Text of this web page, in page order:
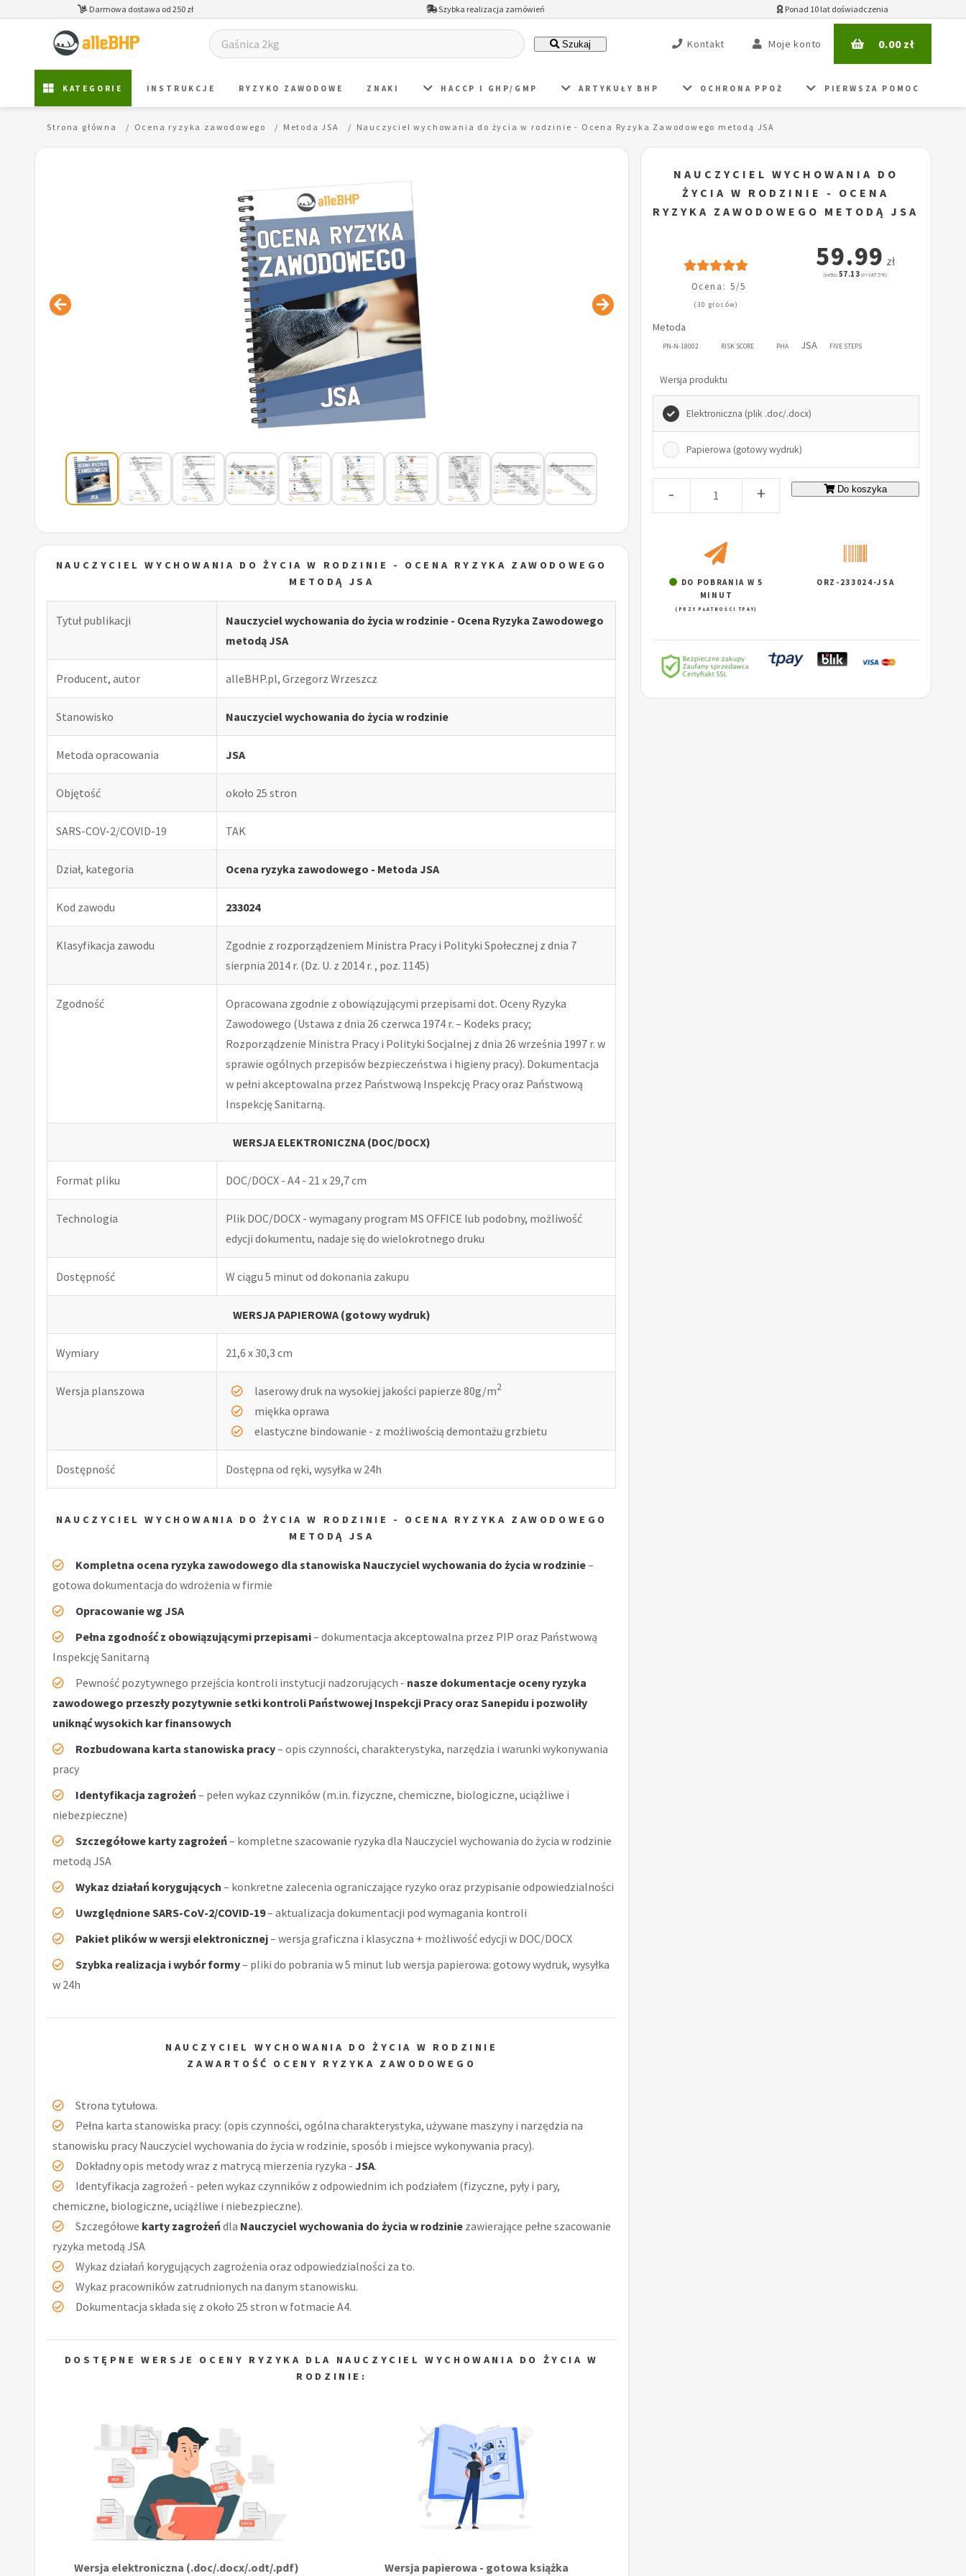
Darmowa dostawa od 250 zł Szybka realizacja zamówień Ponad 10 lat doświadczenia
Szukaj Kontakt Moje konto 0.00zł
KATEGORIE INSTRUKCJE RYZYKO ZAWODOWE ZNAKI HACCP I GHP/GMP ARTYKUŁY BHP OCHRONA PPOŻ PIERWSZA POMOC
Strona główna Ocena ryzyka zawodowego Metoda JSA Nauczyciel wychowania do życia w rodzinie - Ocena Ryzyka Zawodowego metodą JSA
NAUCZYCIEL WYCHOWANIA DO ŻYCIA W RODZINIE - OCENA RYZYKA ZAWODOWEGO
METODĄ JSA
Tytuł publikacji
Nauczyciel wychowania do życia w rodzinie - Ocena Ryzyka Zawodowego
metodą JSA
Producent, autor alleBHP.pl, Grzegorz Wrzeszcz
Stanowisko Nauczyciel wychowania do życia w rodzinie
Metoda opracowania JSA
Objętość około 25 stron
SARS-COV-2/COVID-19 TAK
Dział, kategoria Ocena ryzyka zawodowego - Metoda JSA
Kod zawodu 233024
Klasyfikacja zawodu
Zgodnie z rozporządzeniem Ministra Pracy i Polityki Społecznej z dnia 7
sierpnia 2014 r. (Dz. U. z 2014 r. , poz. 1145)
Zgodność
Opracowana zgodnie z obowiązującymi przepisami dot. Oceny Ryzyka
Zawodowego (Ustawa z dnia 26 czerwca 1974 r. – Kodeks pracy;
Rozporządzenie Ministra Pracy i Polityki Socjalnej z dnia 26 września 1997 r. w
sprawie ogólnych przepisów bezpieczeństwa i higieny pracy). Dokumentacja
w pełni akceptowalna przez Państwową Inspekcję Pracy oraz Państwową
Inspekcję Sanitarną.
WERSJA ELEKTRONICZNA (DOC/DOCX)
Format pliku DOC/DOCX - A4 - 21 x 29,7 cm
Technologia
Plik DOC/DOCX - wymagany program MS OFFICE lub podobny, możliwość
edycji dokumentu, nadaje się do wielokrotnego druku
Dostępność W ciągu 5 minut od dokonania zakupu
WERSJA PAPIEROWA (gotowy wydruk)
Wymiary 21,6 x 30,3 cm
Wersja planszowa laserowy druk na wysokiej jakości papierze 80g/m2
miękka oprawa
elastyczne bindowanie - z możliwością demontażu grzbietu
Dostępność Dostępna od ręki, wysyłka w 24h
NAUCZYCIEL WYCHOWANIA DO ŻYCIA W RODZINIE - OCENA RYZYKA ZAWODOWEGO
METODĄ JSA
Kompletna ocena ryzyka zawodowego dla stanowiska Nauczyciel wychowania do życia w rodzinie–
gotowa dokumentacja do wdrożenia w firmie
Opracowanie wg JSA
Pełna zgodność z obowiązującymi przepisami– dokumentacja akceptowalna przez PIP oraz Państwową
Inspekcję Sanitarną
Pewność pozytywnego przejścia kontroli instytucji nadzorujących - nasze dokumentacje oceny ryzyka
zawodowego przeszły pozytywnie setki kontroli Państwowej Inspekcji Pracy oraz Sanepidu i pozwoliły
uniknąć wysokich kar finansowych
Rozbudowana karta stanowiska pracy– opis czynności, charakterystyka, narzędzia i warunki wykonywania
pracy
Identyfikacja zagrożeń– pełen wykaz czynników (m.in. fizyczne, chemiczne, biologiczne, uciążliwe i
niebezpieczne)
Szczegółowe karty zagrożeń– kompletne szacowanie ryzyka dla Nauczyciel wychowania do życia w rodzinie
metodą JSA
Wykaz działań korygujących – konkretne zalecenia ograniczające ryzyko oraz przypisanie odpowiedzialności
Uwzględnione SARS-CoV-2/COVID-19– aktualizacja dokumentacji pod wymagania kontroli
Pakiet plików w wersji elektronicznej– wersja graficzna i klasyczna + możliwość edycji w DOC/DOCX
Szybka realizacja i wybór formy– pliki do pobrania w 5 minut lub wersja papierowa: gotowy wydruk, wysyłka
w 24h
NAUCZYCIEL WYCHOWANIA DO ŻYCIA W RODZINIE
ZAWARTOŚĆ OCENY RYZYKA ZAWODOWEGO
Strona tytułowa.
Pełna karta stanowiska pracy: (opis czynności, ogólna charakterystyka, używane maszyny i narzędzia na
stanowisku pracy Nauczyciel wychowania do życia w rodzinie, sposób i miejsce wykonywania pracy).
Dokładny opis metody wraz z matrycą mierzenia ryzyka - JSA.
Identyfikacja zagrożeń - pełen wykaz czynników z odpowiednim ich podziałem (fizyczne, pyły i pary,
chemiczne, biologiczne, uciążliwe i niebezpieczne).
Szczegółowe karty zagrożeńdla Nauczyciel wychowania do życia w rodzinie zawierające pełne szacowanie
ryzyka metodą JSA
Wykaz działań korygujących zagrożenia oraz odpowiedzialności za to.
Wykaz pracowników zatrudnionych na danym stanowisku.
Dokumentacja składa się z około 25 stron w fotmacie A4.
DOSTĘPNE WERSJE OCENY RYZYKA DLA NAUCZYCIEL WYCHOWANIA DO ŻYCIA W
RODZINIE:
Wersja elektroniczna (.doc/.docx/.odt/.pdf) Wersja papierowa - gotowa książka
NAUCZYCIEL WYCHOWANIA DO
ŻYCIA W RODZINIE - OCENA
RYZYKA ZAWODOWEGO METODĄ JSA
Ocena: 5/5
(30 głosów)
59.99 zł
(netto:57.13 zł + VAT: 5%)
Metoda
PN-N-18002 RISK SCORE PHA JSA FIVE STEPS
Wersja produktu
Elektroniczna (plik .doc/.docx)
Papierowa (gotowy wydruk)
- + Do koszyka
DO POBRANIA W 5
MINUT
(PRZY PŁATNOŚCI TPAY)
ORZ-233024-JSA